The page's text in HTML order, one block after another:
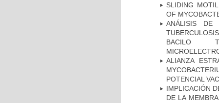
SLIDING
OF
ANÁLISIS DE
BACILO
ALIANZA
POTENCIAL
IMPLICACIÓN
DE LA